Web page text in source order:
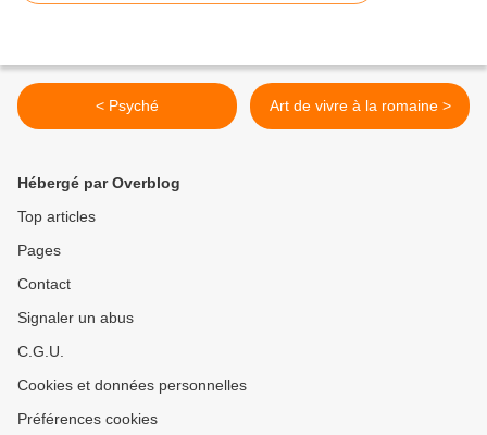
< Psyché Art de vivre à la romaine >
Hébergé par Overblog
Top articles
Pages
Contact
Signaler un abus
C.G.U.
Cookies et données personnelles
Préférences cookies